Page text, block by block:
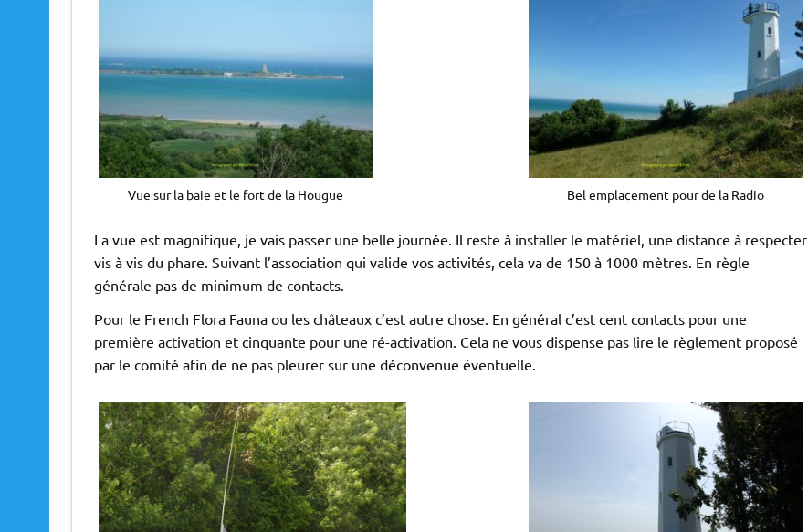
Vue sur la baie et le fort de la Hougue Bel emplacement pour de la Radio
La vue est magnifique, je vais passer une belle journée. Il reste à installer le matériel, une distance à respecter
vis à vis du phare. Suivant l’association qui valide vos activités, cela va de 150 à 1000 mètres. En règle
générale pas de minimum de contacts.
Pour le French Flora Fauna ou les châteaux c’est autre chose. En général c’est cent contacts pour une
première activation et cinquante pour une ré-activation. Cela ne vous dispense pas lire le règlement proposé
par le comité afin de ne pas pleurer sur une déconvenue éventuelle.